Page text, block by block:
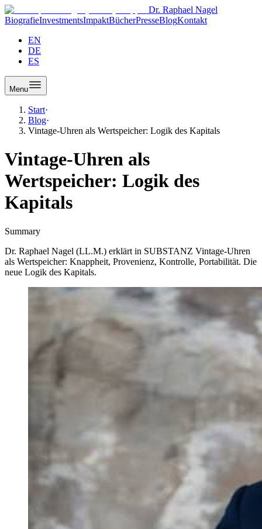
Dr. Raphael Nagel
BiografieInvestmentsImpaktBücherPresseBlogKontakt
EN
DE
ES
Menu
Start·
Blog·
Vintage-Uhren als Wertspeicher: Logik des Kapitals
Vintage-Uhren als
Wertspeicher: Logik des
Kapitals
Summary
Dr. Raphael Nagel (LL.M.) erklärt in SUBSTANZ Vintage-Uhren
als Wertspeicher: Knappheit, Provenienz, Kontrolle, Portabilität. Die
neue Logik des Kapitals.